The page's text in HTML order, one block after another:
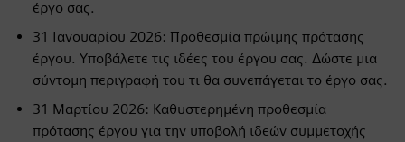
έργο σας.
31 Ιανουαρίου 2026: Προθεσμία πρώιμης πρότασης
έργου. Υποβάλετε τις ιδέες του έργου σας. Δώστε μια
σύντομη περιγραφή του τι θα συνεπάγεται το έργο σας.
31 Μαρτίου 2026: Καθυστερημένη προθεσμία
πρότασης έργου για την υποβολή ιδεών συμμετοχής